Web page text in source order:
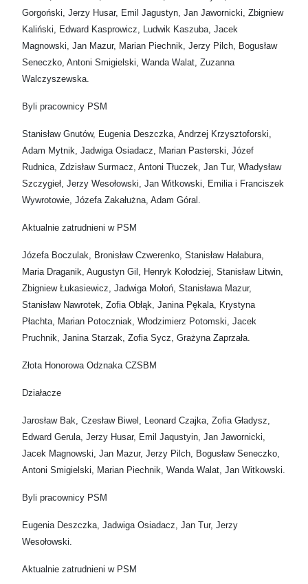
Gorgoński, Jerzy Husar, Emil Jagustyn, Jan Jawornicki, Zbigniew
Kaliński, Edward Kasprowicz, Ludwik Kaszuba, Jacek
Magnowski, Jan Mazur, Marian Piechnik, Jerzy Pilch, Bogusław
Seneczko, Antoni Smigielski, Wanda Walat, Zuzanna
Walczyszewska.
Byli pracownicy PSM
Stanisław Gnutów, Eugenia Deszczka, Andrzej Krzysztoforski,
Adam Mytnik, Jadwiga Osiadacz, Marian Pasterski, Józef
Rudnica, Zdzisław Surmacz, Antoni Tłuczek, Jan Tur, Władysław
Szczygieł, Jerzy Wesołowski, Jan Witkowski, Emilia i Franciszek
Wywrotowie, Józefa Zakałużna, Adam Góral.
Aktualnie zatrudnieni w PSM
Józefa Boczulak, Bronisław Czwerenko, Stanisław Hałabura,
Maria Draganik, Augustyn Gil, Henryk Kołodziej, Stanisław Litwin,
Zbigniew Łukasiewicz, Jadwiga Mołoń, Stanisława Mazur,
Stanisław Nawrotek, Zofia Obłąk, Janina Pękala, Krystyna
Płachta, Marian Potoczniak, Włodzimierz Potomski, Jacek
Pruchnik, Janina Starzak, Zofia Sycz, Grażyna Zaprzała.
Złota Honorowa Odznaka CZSBM
Działacze
Jarosław Bak, Czesław Biwel, Leonard Czajka, Zofia Gładysz,
Edward Gerula, Jerzy Husar, Emil Jaqustyin, Jan Jawornicki,
Jacek Magnowski, Jan Mazur, Jerzy Pilch, Bogusław Seneczko,
Antoni Smigielski, Marian Piechnik, Wanda Walat, Jan Witkowski.
Byli pracownicy PSM
Eugenia Deszczka, Jadwiga Osiadacz, Jan Tur, Jerzy
Wesołowski.
Aktualnie zatrudnieni w PSM